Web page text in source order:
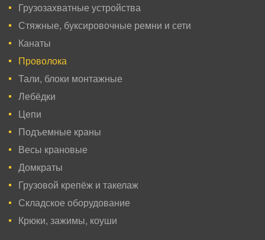
Грузозахватные устройства
Стяжные, буксировочные ремни и сети
Канаты
Проволока
Тали, блоки монтажные
Лебёдки
Цепи
Подъемные краны
Весы крановые
Домкраты
Грузовой крепёж и такелаж
Складское оборудование
Крюки, зажимы, коуши